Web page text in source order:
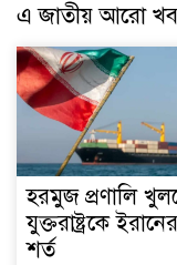
এ জাতীয় আরো
হরমুজ প্রণালি
যুক্তরাষ্ট্রকে
শর্ত